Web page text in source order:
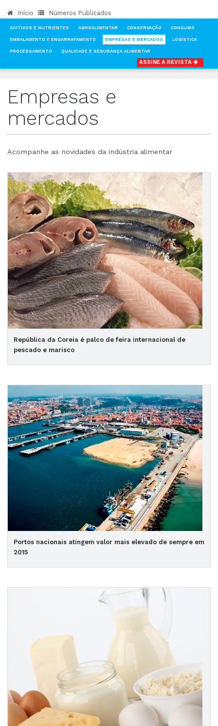
Início Números Publicados
ADITIVOS E NUTRIENTES AGROALIMENTAR CONSERVAÇÃO CONSUMO
EMBALAMENTO E ENGARRAFAMENTO EMPRESAS E MERCADOS LOGÍSTICA
PROCESSAMENTO QUALIDADE E SEGURANÇA ALIMENTAR
ASSINE A REVISTA
Empresas e
mercados
Acompanhe as novidades da indústria alimentar
República da Coreia é palco de feira internacional de
pescado e marisco
Portos nacionais atingem valor mais elevado de sempre em
2015